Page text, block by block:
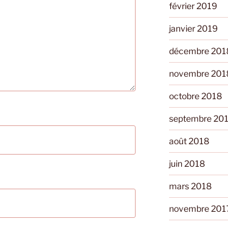
février 2019
janvier 2019
décembre
novembre
octobre 2018
septembre
août 2018
juin 2018
mars 2018
novembre